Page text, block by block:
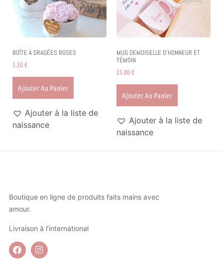
BOÎTE À DRAGÉES ROSES
5.50€
Ajouter Au Panier
Ajouter à la liste de
naissance
MUG DEMOISELLE D’HONNEUR ET
TÉMOIN
25.00€
Ajouter Au Panier
Ajouter à la liste de
naissance
Boutique en ligne de produits faits mains avec
amour.
Livraison à l’international